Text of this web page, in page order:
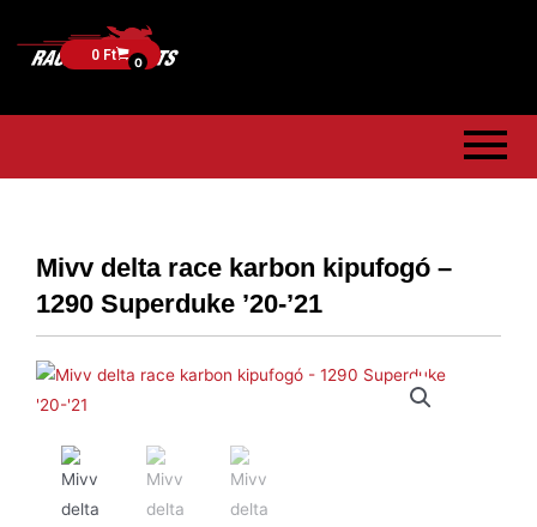
0 Ft 0
Mivv delta race karbon kipufogó –
1290 Superduke ’20-’21